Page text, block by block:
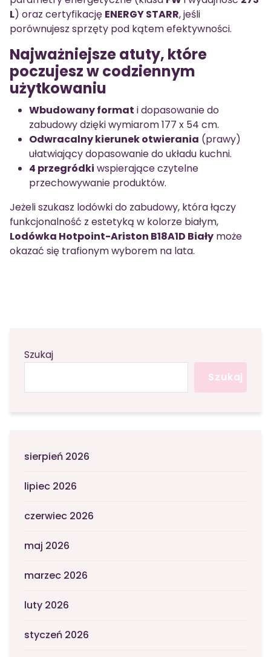
L) oraz certyfikację ENERGY STARR, jeśli
porównujesz sprzęty pod kątem efektywności.
Najważniejsze atuty, które
poczujesz w codziennym
użytkowaniu
Wbudowany format i dopasowanie do
zabudowy dzięki wymiarom 177 x 54 cm.
Odwracalny kierunek otwierania (prawy)
ułatwiający dopasowanie do układu kuchni.
4 przegródki wspierające czytelne
przechowywanie produktów.
Jeżeli szukasz lodówki do zabudowy, która łączy
funkcjonalność z estetyką w kolorze białym,
Lodówka Hotpoint-Ariston B18A1D Biały może
okazać się trafionym wyborem na lata.
Szukaj
Szukaj
sierpień 2026
lipiec 2026
czerwiec 2026
maj 2026
marzec 2026
luty 2026
styczeń 2026